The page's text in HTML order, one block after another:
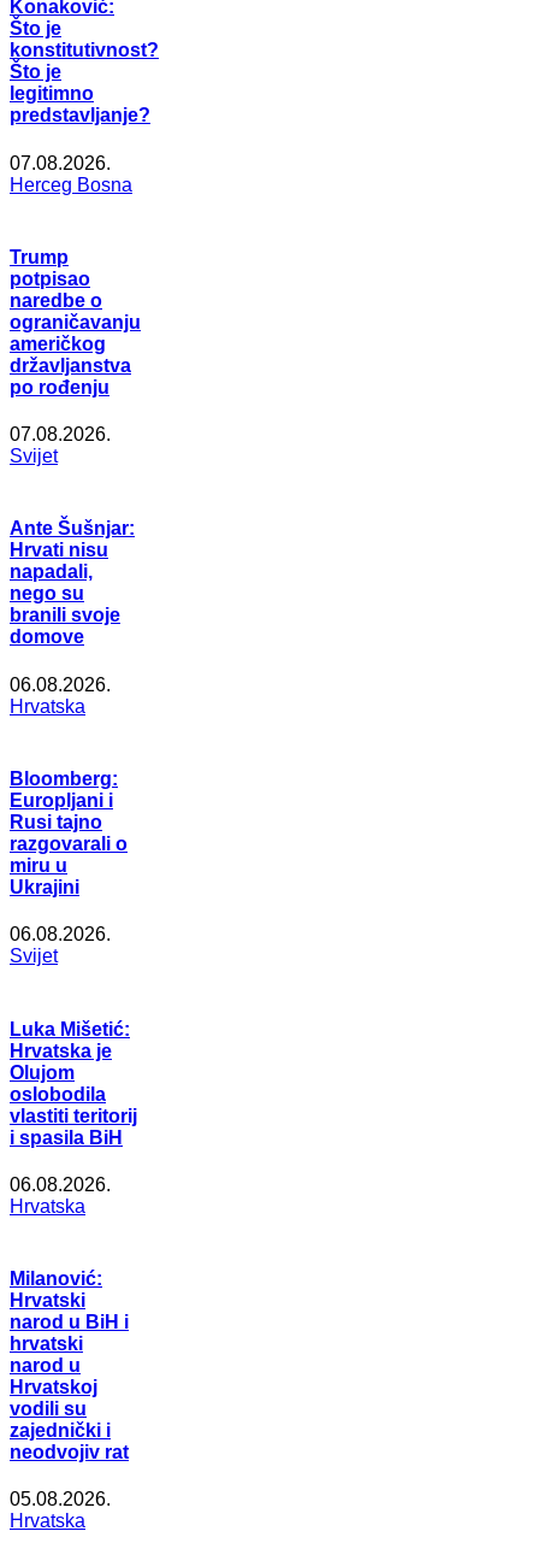
Konaković:
Što je
konstitutivnost?
Što je
legitimno
predstavljanje?
07.08.2026.
Herceg Bosna
Trump
potpisao
naredbe o
ograničavanju
američkog
državljanstva
po rođenju
07.08.2026.
Svijet
Ante Šušnjar:
Hrvati nisu
napadali,
nego su
branili svoje
domove
06.08.2026.
Hrvatska
Bloomberg:
Europljani i
Rusi tajno
razgovarali o
miru u
Ukrajini
06.08.2026.
Svijet
Luka Mišetić:
Hrvatska je
Olujom
oslobodila
vlastiti teritorij
i spasila BiH
06.08.2026.
Hrvatska
Milanović:
Hrvatski
narod u BiH i
hrvatski
narod u
Hrvatskoj
vodili su
zajednički i
neodvojiv rat
05.08.2026.
Hrvatska